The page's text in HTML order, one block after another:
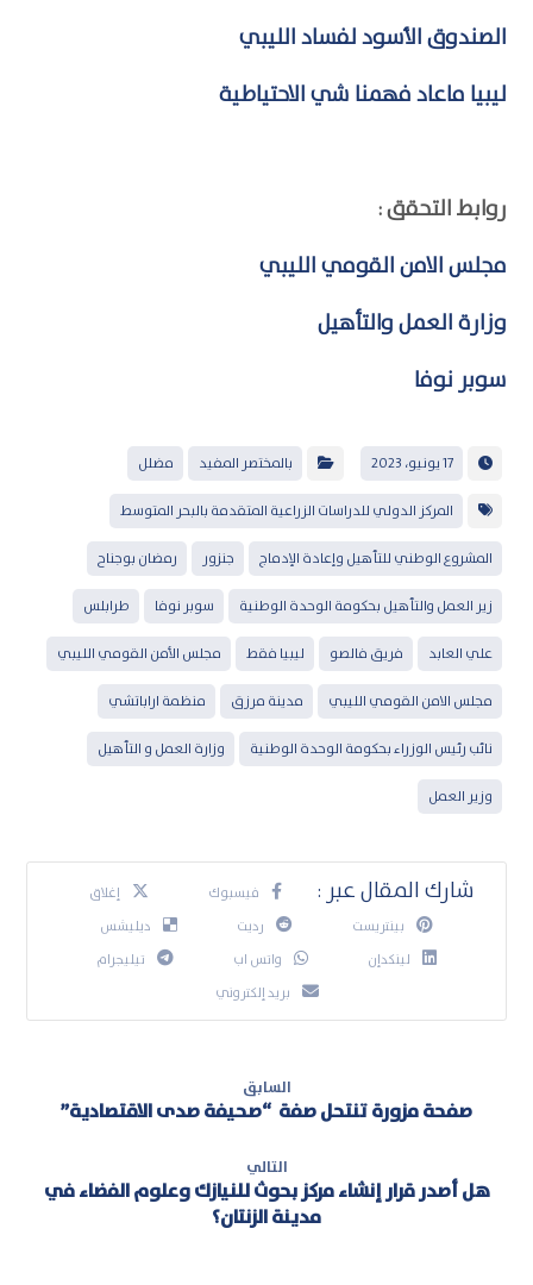
الصندوق الأسود لفساد الليبي
ليبيا ماعاد فهمنا شي الاحتياطية
روابط التحقق :
مجلس الامن القومي الليبي
وزارة العمل والتأهيل
سوبر نوفا
17 يونيو، 2023 بالمختصر المفيد مضلل
المركز الدولي للدراسات الزراعية المتقدمة بالبحر المتوسط
المشروع الوطني للتأهيل وإعادة الإدماج جنزور رمضان بوجناح
زير العمل والتأهيل بحكومة الوحدة الوطنية سوبر نوفا طرابلس
علي العابد فريق فالصو ليبيا فقط مجلس الأمن القومي الليبي
مجلس الامن القومي الليبي مدينة مرزق منظمة اراباتشي
نائب رئيس الوزراء بحكومة الوحدة الوطنية وزارة العمل و التأهيل
وزير العمل
فيسبوك
إغلاق
بينتريست
رديت
ديليشس
لينكدإن
واتس اب
تيليجرام
بريد إلكتروني
السابق
صفحة مزورة تنتحل صفة “صحيفة صدى الاقتصادية”
التالي
هل أصدر قرار إنشاء مركز بحوث للنيازك وعلوم الفضاء في
مدينة الزنتان؟